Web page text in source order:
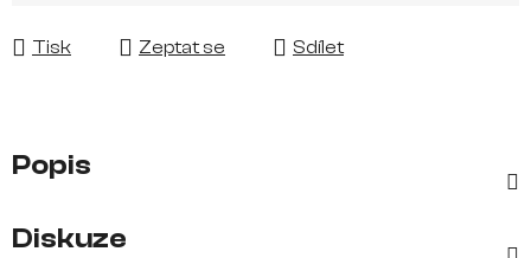
Tisk Zeptat se Sdílet
Popis
Diskuze